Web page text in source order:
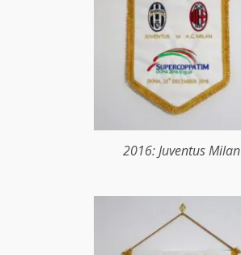
2016: Juventus Milan